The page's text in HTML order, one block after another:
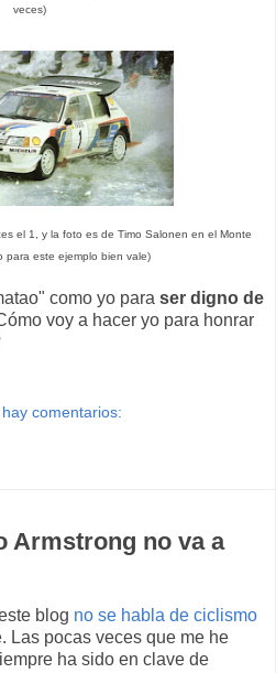
veces)
el 1, y la foto es de Timo Salonen en el Monte
para este ejemplo bien vale)
como yo para ser digno de
voy a hacer yo para honrar
hay comentarios:
Armstrong no va a
blog no se habla de ciclismo
Las pocas veces que me he
ha sido en clave de